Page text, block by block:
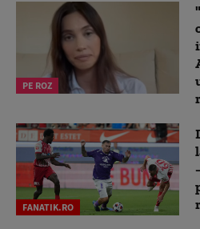
PE ROZ
FANATIK.RO